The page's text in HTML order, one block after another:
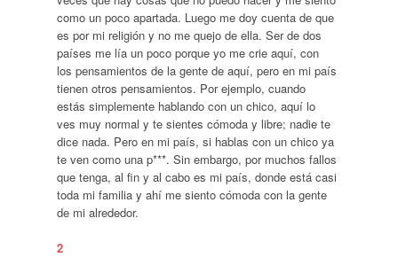
como un poco apartada. Luego me doy cuenta de que
es por mi religión y no me quejo de ella. Ser de dos
países me lía un poco porque yo me crie aquí, con
los pensamientos de la gente de aquí, pero en mi país
tienen otros pensamientos. Por ejemplo, cuando
estás simplemente hablando con un chico, aquí lo
ves muy normal y te sientes cómoda y libre; nadie te
dice nada. Pero en mi país, si hablas con un chico ya
te ven como una p***. Sin embargo, por muchos fallos
que tenga, al fin y al cabo es mi país, donde está casi
toda mi familia y ahí me siento cómoda con la gente
de mi alrededor.
2